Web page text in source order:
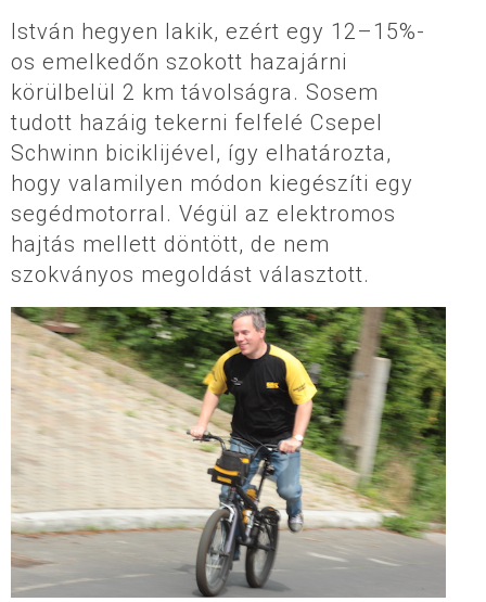
István hegyen lakik, ezért egy 12–15%-
os emelkedőn szokott hazajárni
körülbelül 2 km távolságra. Sosem
tudott hazáig tekerni felfelé Csepel
Schwinn biciklijével, így elhatározta,
hogy valamilyen módon kiegészíti egy
segédmotorral. Végül az elektromos
hajtás mellett döntött, de nem
szokványos megoldást választott.